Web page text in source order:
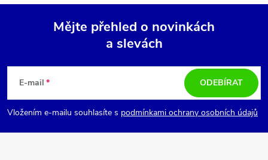
p
a
Mějte přehled o novinkách
a slevách
E-mail
Vložením e-mailu souhlasíte s podmínkami ochrany osobních údajů
ODEBÍRAT